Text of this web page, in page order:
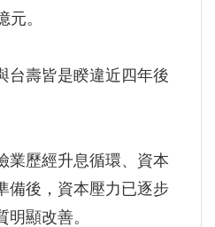
。
台壽皆是睽違近四年後
業歷經升息循環、資本
備後，資本壓力已逐步
顯改善。